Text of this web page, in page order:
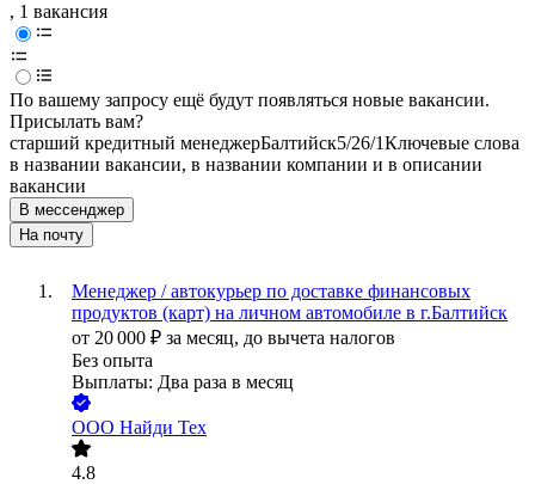
, 1 вакансия
По вашему запросу ещё будут появляться новые вакансии.
Присылать вам?
старший кредитный менеджерБалтийск5/26/1Ключевые слова
в названии вакансии, в названии компании и в описании
вакансии
В мессенджер
На почту
Менеджер / автокурьер по доставке финансовых
продуктов (карт) на личном автомобиле в г.Балтийск
от 20 000 ₽ за месяц, до вычета налогов
Без опыта
Выплаты: Два раза в месяц
ООО Найди Тех
4.8